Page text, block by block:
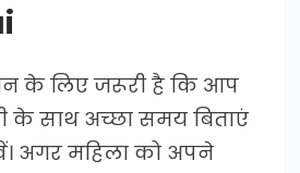
के लिए जरूरी है कि आप
के साथ अच्छा समय बिताएं
अगर महिला को अपने